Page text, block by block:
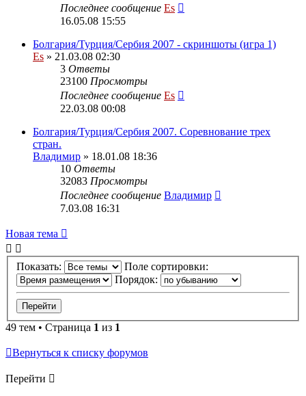
Последнее сообщение Es
16.05.08 15:55
Болгария/Турция/Сербия 2007 - скриншоты (игра 1)
Es » 21.03.08 02:30
3 Ответы
23100 Просмотры
Последнее сообщение Es
22.03.08 00:08
Болгария/Турция/Сербия 2007. Соревнование трех
стран.
Владимир » 18.01.08 18:36
10 Ответы
32083 Просмотры
Последнее сообщение Владимир
7.03.08 16:31
Новая тема
Показать:
Поле сортировки:
Порядок:
49 тем • Страница 1 из 1
Вернуться к списку форумов
Перейти